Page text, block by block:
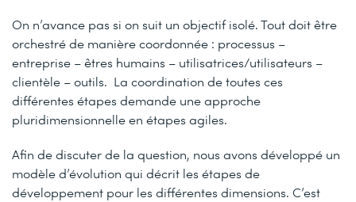
On n’avance pas si on suit un objectif isolé. Tout doit être
orchestré de manière coordonnée : processus –
entreprise – êtres humains – utilisatrices/utilisateurs –
clientèle – outils. La coordination de toutes ces
différentes étapes demande une approche
pluridimensionnelle en étapes agiles.
Afin de discuter de la question, nous avons développé un
modèle d’évolution qui décrit les étapes de
développement pour les différentes dimensions. C’est